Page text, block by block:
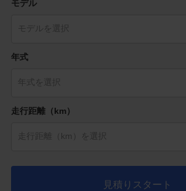
モデル
年式
走行距離（km）
見積りスタート